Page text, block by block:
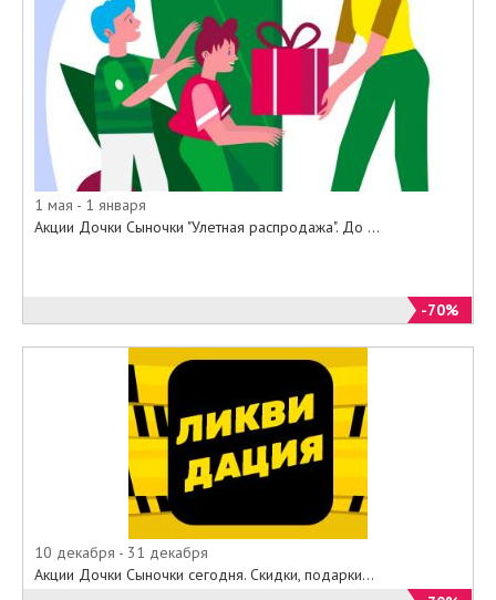
1 мая - 1 января
Акции Дочки Сыночки "Улетная распродажа". До ...
-70%
10 декабря - 31 декабря
Акции Дочки Сыночки сегодня. Скидки, подарки...